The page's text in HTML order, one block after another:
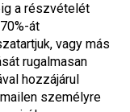
a részvételét
át
vagy más
rugalmasan
hozzájárul
személyre